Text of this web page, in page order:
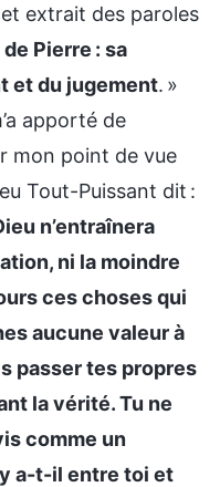
extrait des paroles
Pierre : sa
et du jugement. »
apporté de
mon point de vue
Tout-Puissant dit :
n’entraînera
ni la moindre
ces choses qui
aucune valeur à
passer tes propres
la vérité. Tu ne
comme un
a-t-il entre toi et